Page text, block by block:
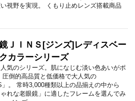
視野を実現。 くもり止めレンズ搭載商品
ＪＩＮＳ[ジンズ]レディスベー
カラーシリーズ
気のシリーズ。肌になじむ淡い色あいがポ
圧倒的高品質と低価格で大人気の
」。 常時3,000種類以上の品揃えの中から
ゃれな老眼鏡」に適したフレームを選んでみ